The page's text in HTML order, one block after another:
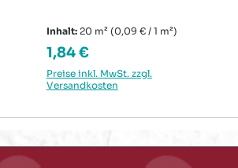
Inhalt: 20 m² (0,09 € / 1 m²)
Regulärer Preis:
1,84 €
Preise inkl. MwSt. zzgl.
Versandkosten